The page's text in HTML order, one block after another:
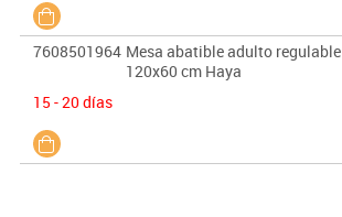
7608501964 Mesa abatible adulto regulable
120x60 cm Haya
15 - 20 días